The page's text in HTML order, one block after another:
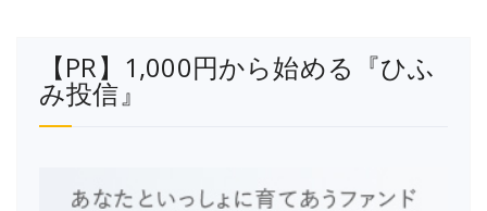
【PR】1,000円から始める『ひふ
み投信』